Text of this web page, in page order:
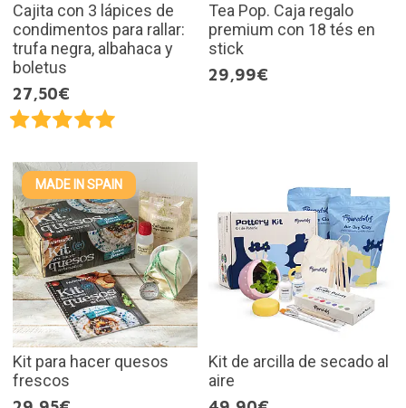
Cajita con 3 lápices de
condimentos para rallar:
trufa negra, albahaca y
boletus
27,50€
Tea Pop. Caja regalo
premium con 18 tés en
stick
29,99€
MADE IN SPAIN
Kit para hacer quesos
frescos
Kit de arcilla de secado al
aire